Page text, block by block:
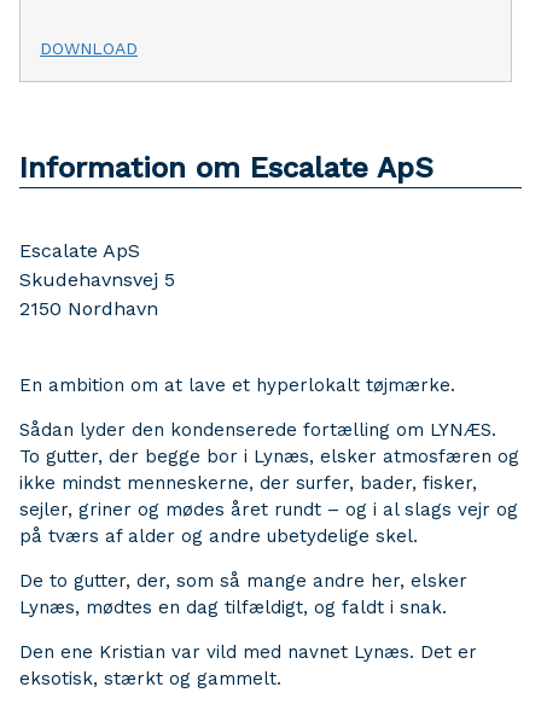
DOWNLOAD
Information om Escalate ApS
Escalate ApS
Skudehavnsvej 5
2150 Nordhavn
En ambition om at lave et hyperlokalt tøjmærke.
Sådan lyder den kondenserede fortælling om LYNÆS.
To gutter, der begge bor i Lynæs, elsker atmosfæren og
ikke mindst menneskerne, der surfer, bader, fisker,
sejler, griner og mødes året rundt – og i al slags vejr og
på tværs af alder og andre ubetydelige skel.
De to gutter, der, som så mange andre her, elsker
Lynæs, mødtes en dag tilfældigt, og faldt i snak.
Den ene Kristian var vild med navnet Lynæs. Det er
eksotisk, stærkt og gammelt.